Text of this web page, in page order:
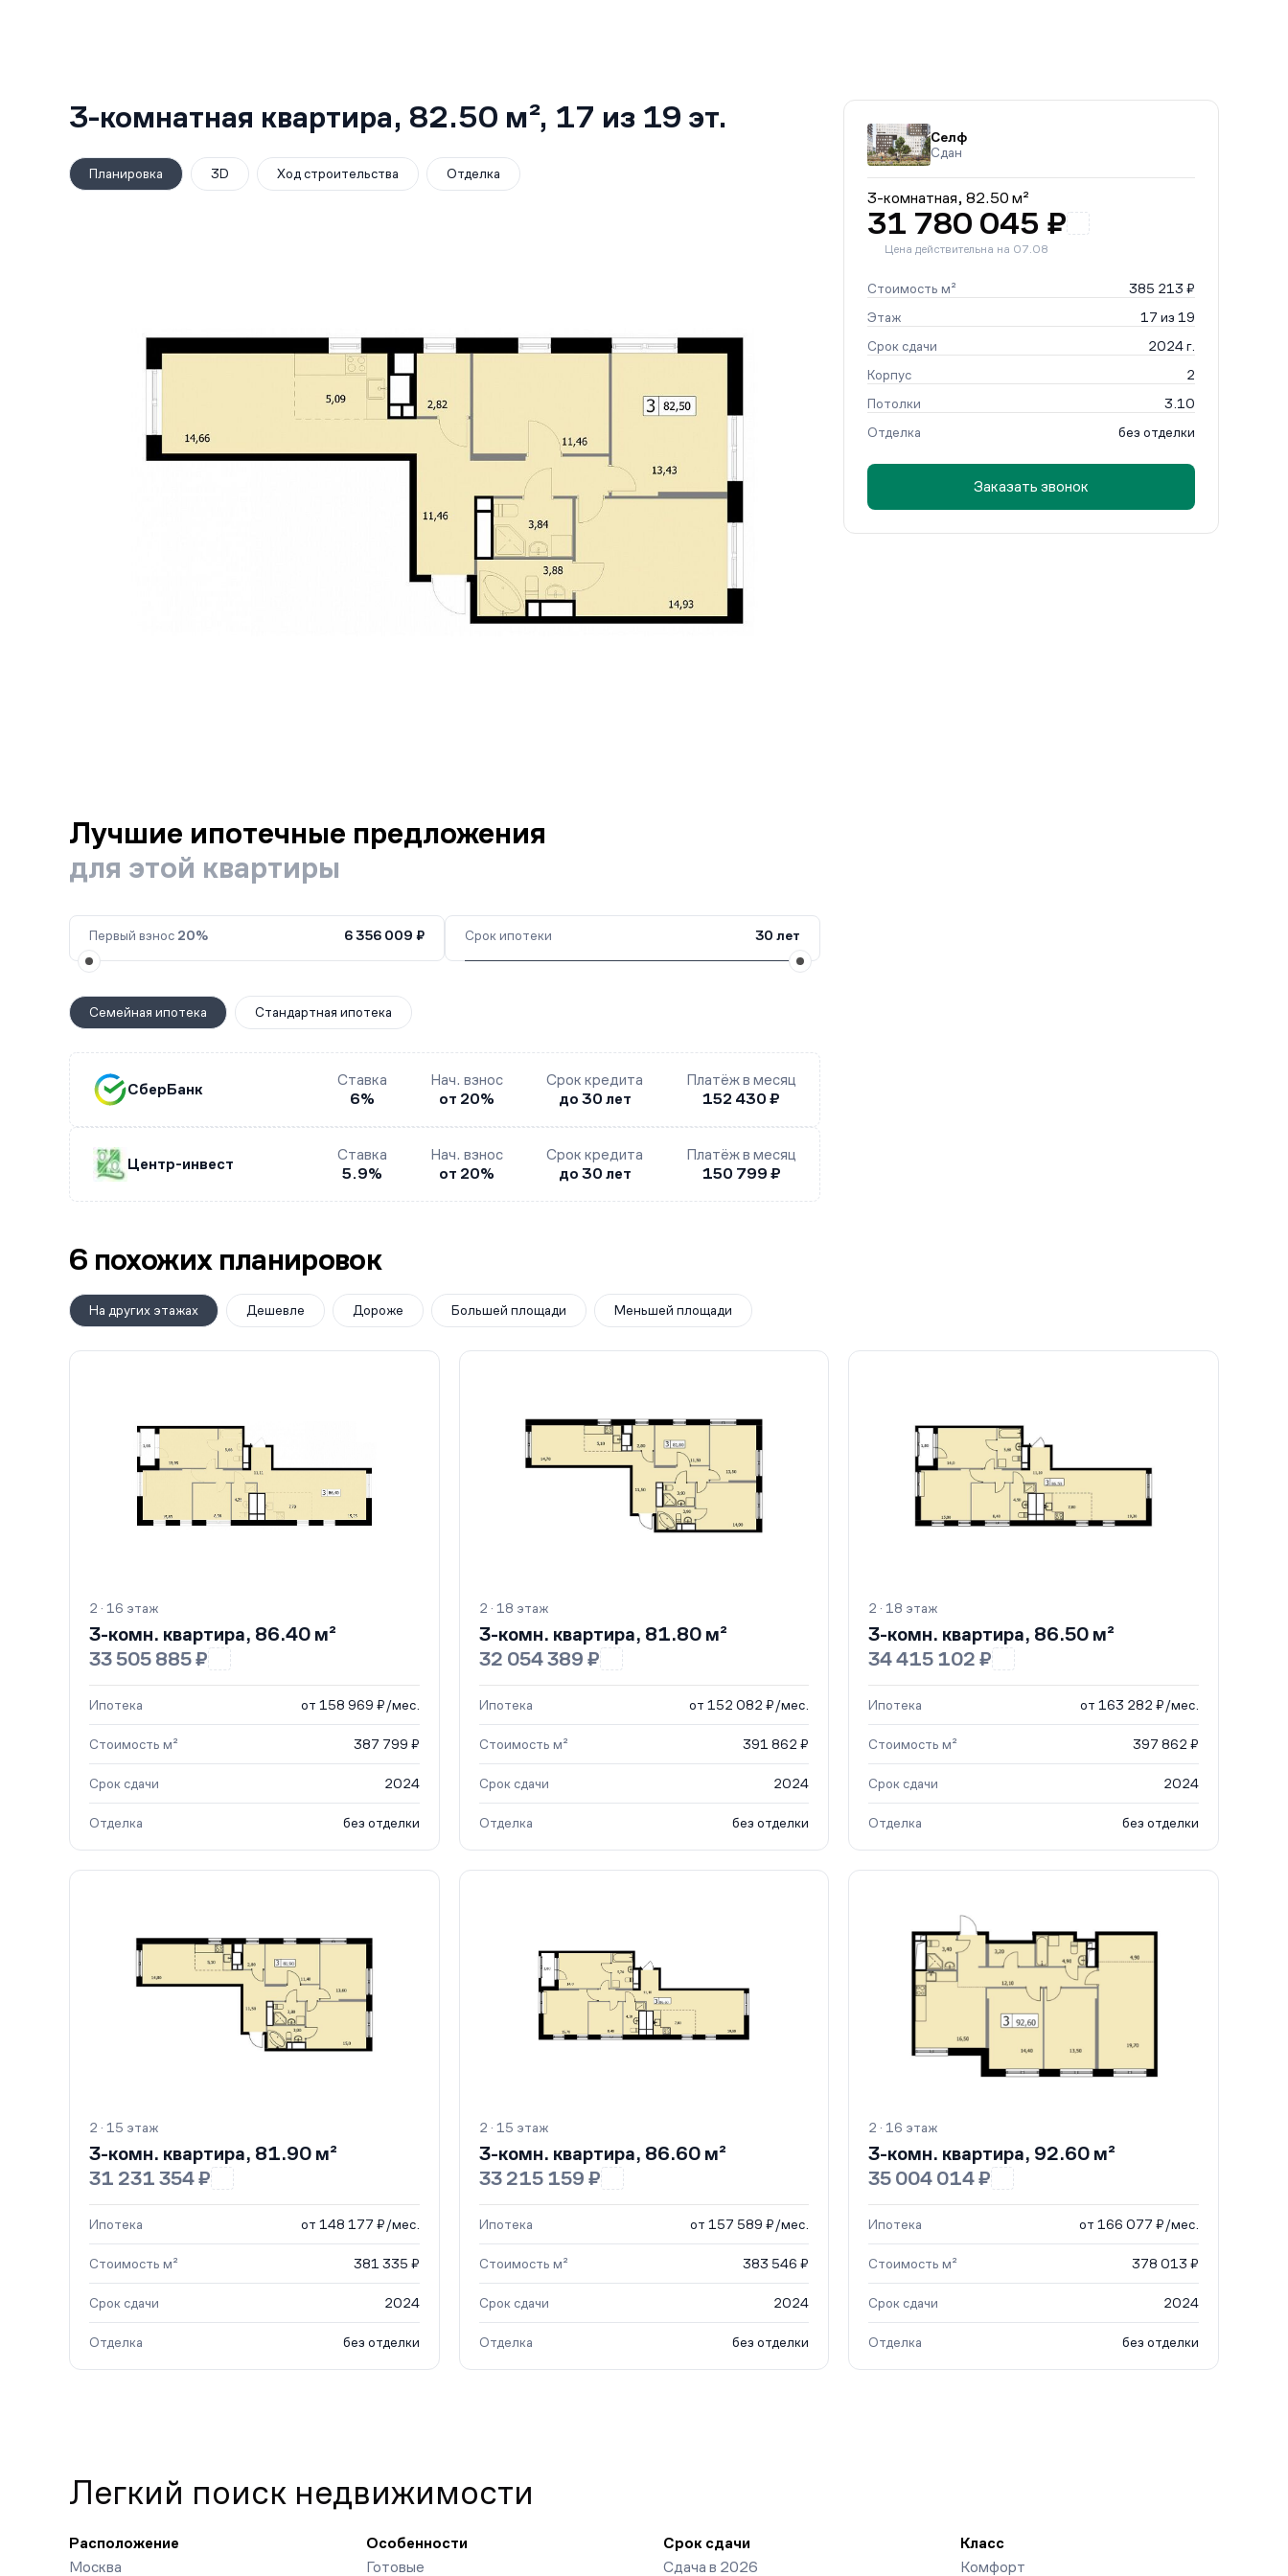
3-комнатная квартира, 82.50 м², 17 из 19 эт.
Планировка 3D Ход строительства Отделка
Селф
Сдан
3-комнатная, 82.50 м²
31 780 045 ₽
Цена действительна на 07.08
Стоимость м²
385 213 ₽
Этаж
17 из 19
Срок сдачи
2024 г.
Корпус
2
Потолки
3.10
Отделка
без отделки
Заказать звонок
Лучшие ипотечные предложения
для этой квартиры
Первый взнос 20% 6 356 009 ₽ Срок ипотеки 30 лет
Семейная ипотека Стандартная ипотека
СберБанк
Ставка
6%
Нач. взнос
от 20%
Срок кредита
до 30 лет
Платёж в месяц
152 430 ₽
Центр-инвест
Ставка
5.9%
Нач. взнос
от 20%
Срок кредита
до 30 лет
Платёж в месяц
150 799 ₽
6 похожих планировок
На других этажах Дешевле Дороже Большей площади Меньшей площади
2 · 16 этаж
3-комн. квартира, 86.40 м²
33 505 885 ₽
Ипотека от 158 969 ₽/мес.
Стоимость м² 387 799 ₽
Срок сдачи 2024
Отделка без отделки
2 · 18 этаж
3-комн. квартира, 81.80 м²
32 054 389 ₽
Ипотека от 152 082 ₽/мес.
Стоимость м² 391 862 ₽
Срок сдачи 2024
Отделка без отделки
2 · 18 этаж
3-комн. квартира, 86.50 м²
34 415 102 ₽
Ипотека от 163 282 ₽/мес.
Стоимость м² 397 862 ₽
Срок сдачи 2024
Отделка без отделки
2 · 15 этаж
3-комн. квартира, 81.90 м²
31 231 354 ₽
Ипотека от 148 177 ₽/мес.
Стоимость м² 381 335 ₽
Срок сдачи 2024
Отделка без отделки
2 · 15 этаж
3-комн. квартира, 86.60 м²
33 215 159 ₽
Ипотека от 157 589 ₽/мес.
Стоимость м² 383 546 ₽
Срок сдачи 2024
Отделка без отделки
2 · 16 этаж
3-комн. квартира, 92.60 м²
35 004 014 ₽
Ипотека от 166 077 ₽/мес.
Стоимость м² 378 013 ₽
Срок сдачи 2024
Отделка без отделки
Легкий поиск недвижимости
Расположение
Москва
Особенности
Готовые
Срок сдачи
Сдача в 2026
Класс
Комфорт